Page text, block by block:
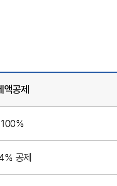
액공제
100%
공제